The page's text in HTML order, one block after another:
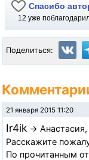
Спасибо
12 уже
Поделиться:
21 января 2015 11:20
Ir4ik → Анастасия,
Расскажите
По прочитанным